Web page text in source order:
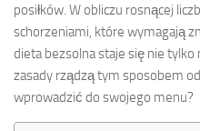
posiłków. W obliczu rosnącej
schorzeniami, które wymagają
dieta bezsolna staje się nie tylko
zasady rządzą tym sposobem
wprowadzić do swojego menu?